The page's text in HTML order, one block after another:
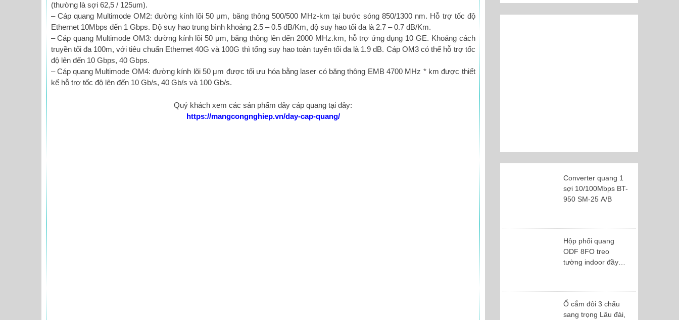
(thường là sợi 62,5 / 125um).
– Cáp quang Multimode OM2: đường kính lõi 50 μm, băng thông 500/500 MHz-km tại bước sóng 850/1300 nm. Hỗ trợ tốc độ
Ethernet 10Mbps đến 1 Gbps. Độ suy hao trung bình khoảng 2.5 – 0.5 dB/Km, độ suy hao tối đa là 2.7 – 0.7 dB/Km.
– Cáp quang Multimode OM3: đường kính lõi 50 μm, băng thông lên đến 2000 MHz.km, hỗ trợ ứng dụng 10 GE. Khoảng cách
truyền tối đa 100m, với tiêu chuẩn Ethernet 40G và 100G thì tổng suy hao toàn tuyến tối đa là 1.9 dB. Cáp OM3 có thể hỗ trợ tốc
độ lên đến 10 Gbps, 40 Gbps.
– Cáp quang Multimode OM4: đường kính lõi 50 μm được tối ưu hóa bằng laser có băng thông EMB 4700 MHz * km được thiết
kế hỗ trợ tốc độ lên đến 10 Gb/s, 40 Gb/s và 100 Gb/s.
Quý khách xem các sản phẩm dây cáp quang tại đây:
https://mangcongnghiep.vn/day-cap-quang/
Converter quang 1
sợi 10/100Mbps BT-
950 SM-25 A/B
Hộp phối quang
ODF 8FO treo
tường indoor đầy
Ổ cắm đôi 3 chấu
sang trọng Lâu đài,